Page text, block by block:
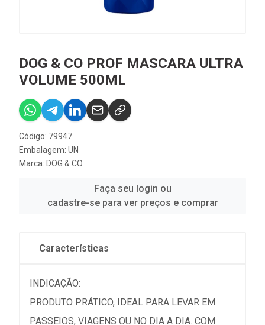
DOG & CO PROF MASCARA ULTRA
VOLUME 500ML
Código: 79947
Embalagem: UN
Marca: DOG & CO
Faça seu login ou
cadastre-se para ver preços e comprar
Características
INDICAÇÃO:
PRODUTO PRÁTICO, IDEAL PARA LEVAR EM
PASSEIOS, VIAGENS OU NO DIA A DIA. COM